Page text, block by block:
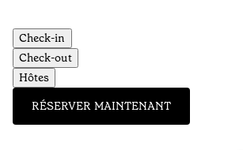
Check-in
Check-out
Hôtes
RÉSERVER MAINTENANT